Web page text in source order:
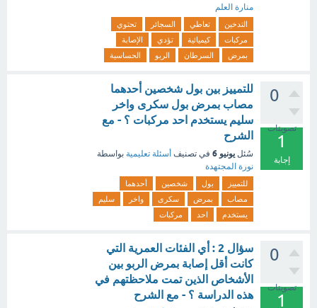
منارة العلم
التدخين تعاطي السجائر
تحتوي
مركبات
كيميائية تؤدي
الإصابة
بمرض
السرطان الربو الحساسية
0
تصويتات
1
إجابة
للتمييز بين بول شخصين أحدهما
مصاب بمرض بول سكرى واخر
سليم يستخدم احد مركبات ؟ - مع
الشرح
سُئل يونيو 6 في تصنيف أسئلة تعليمية بواسطة
نورة المجتهدة
للتمييز بول شخصين
أحدهما
مصاب
بمرض سكرى واخر
سليم
يستخدم
احد مركبات
0
تصويتات
1
سؤال 2 : أي الفئات العمرية التي
كانت أقل إصابة بمرض الربو بين
الأشخاص الذين تمت ملاحظتهم في
هذه الدراسة ؟ - مع الشرح